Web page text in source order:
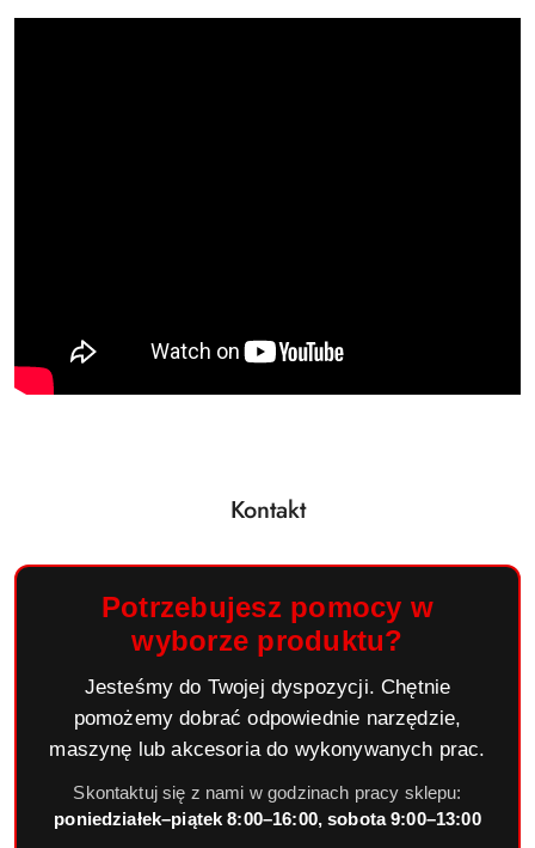
Kontakt
Potrzebujesz pomocy w
wyborze produktu?
Jesteśmy do Twojej dyspozycji. Chętnie
pomożemy dobrać odpowiednie narzędzie,
maszynę lub akcesoria do wykonywanych prac.
Skontaktuj się z nami w godzinach pracy sklepu:
poniedziałek–piątek 8:00–16:00, sobota 9:00–13:00